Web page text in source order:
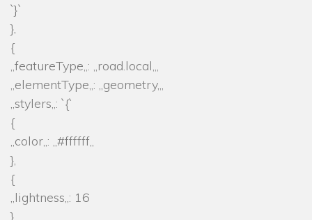
`}`
},
{
„featureType„: „road.local„,
„elementType„: „geometry„,
„stylers„: `{`
{
„color„: „#ffffff„
},
{
„lightness„: 16
}